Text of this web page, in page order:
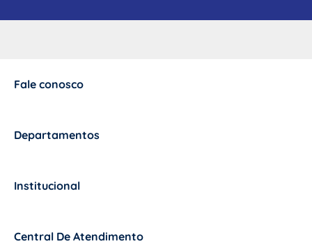
Fale conosco
Departamentos
Institucional
Central De Atendimento